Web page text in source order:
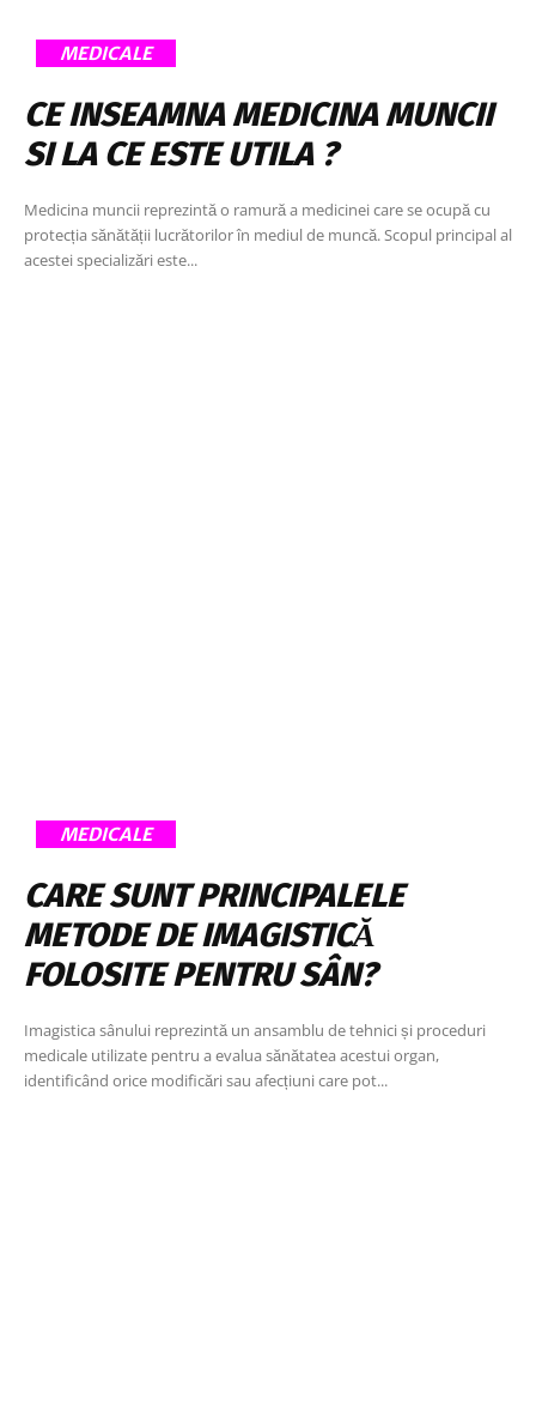
MEDICALE
CE INSEAMNA MEDICINA MUNCII
SI LA CE ESTE UTILA ?
Medicina muncii reprezintă o ramură a medicinei care se ocupă cu
protecția sănătății lucrătorilor în mediul de muncă. Scopul principal al
acestei specializări este...
MEDICALE
CARE SUNT PRINCIPALELE
METODE DE IMAGISTICĂ
FOLOSITE PENTRU SÂN?
Imagistica sânului reprezintă un ansamblu de tehnici și proceduri
medicale utilizate pentru a evalua sănătatea acestui organ,
identificând orice modificări sau afecțiuni care pot...